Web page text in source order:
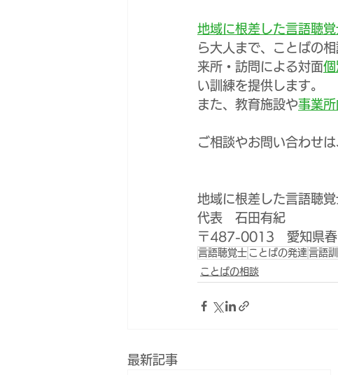
地域に根差した言語聴
ら大人まで、ことばの
来所・訪問による対面個
い訓練を提供します。
また、教育施設や事業
ご相談やお問い合わせは
地域に根差した言語聴
代表　石田有紀
〒487-0013　愛知県春
言語聴覚士 ことばの発達言語
ことばの相談
最新記事